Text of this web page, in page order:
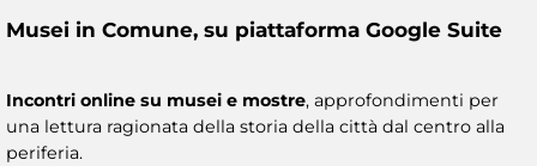
Musei in Comune, su piattaforma Google Suite
Incontri online su musei e mostre, approfondimenti per
una lettura ragionata della storia della città dal centro alla
periferia.